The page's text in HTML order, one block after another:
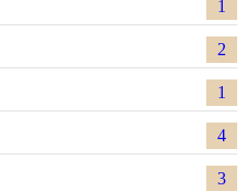
1
2
1
4
3